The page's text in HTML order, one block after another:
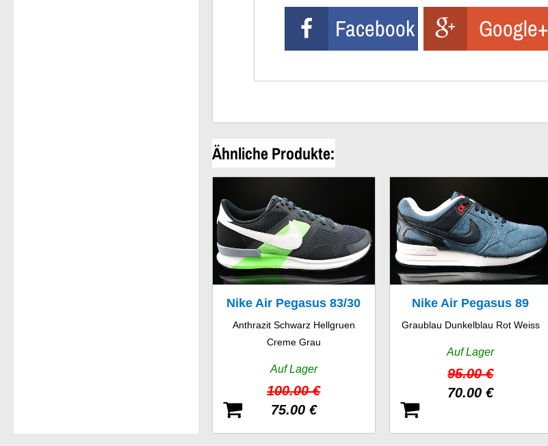
Facebook Google+
Ähnliche Produkte:
Nike Air Pegasus 83/30
Anthrazit Schwarz Hellgruen
Creme Grau
Auf Lager
100.00 €
75.00 €
Nike Air Pegasus 89
Graublau Dunkelblau Rot Weiss
Auf Lager
95.00 €
70.00 €